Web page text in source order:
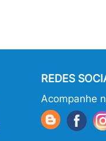
REDES
Acompanhe